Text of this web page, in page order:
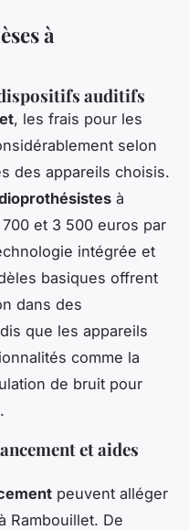
à
auditifs
, les frais pour les
selon
des appareils choisis.
à
et 3 500 euros par
intégrée et
basiques offrent
dans des
que les appareils
comme la
de bruit pour
et aides
peuvent alléger
Rambouillet. De